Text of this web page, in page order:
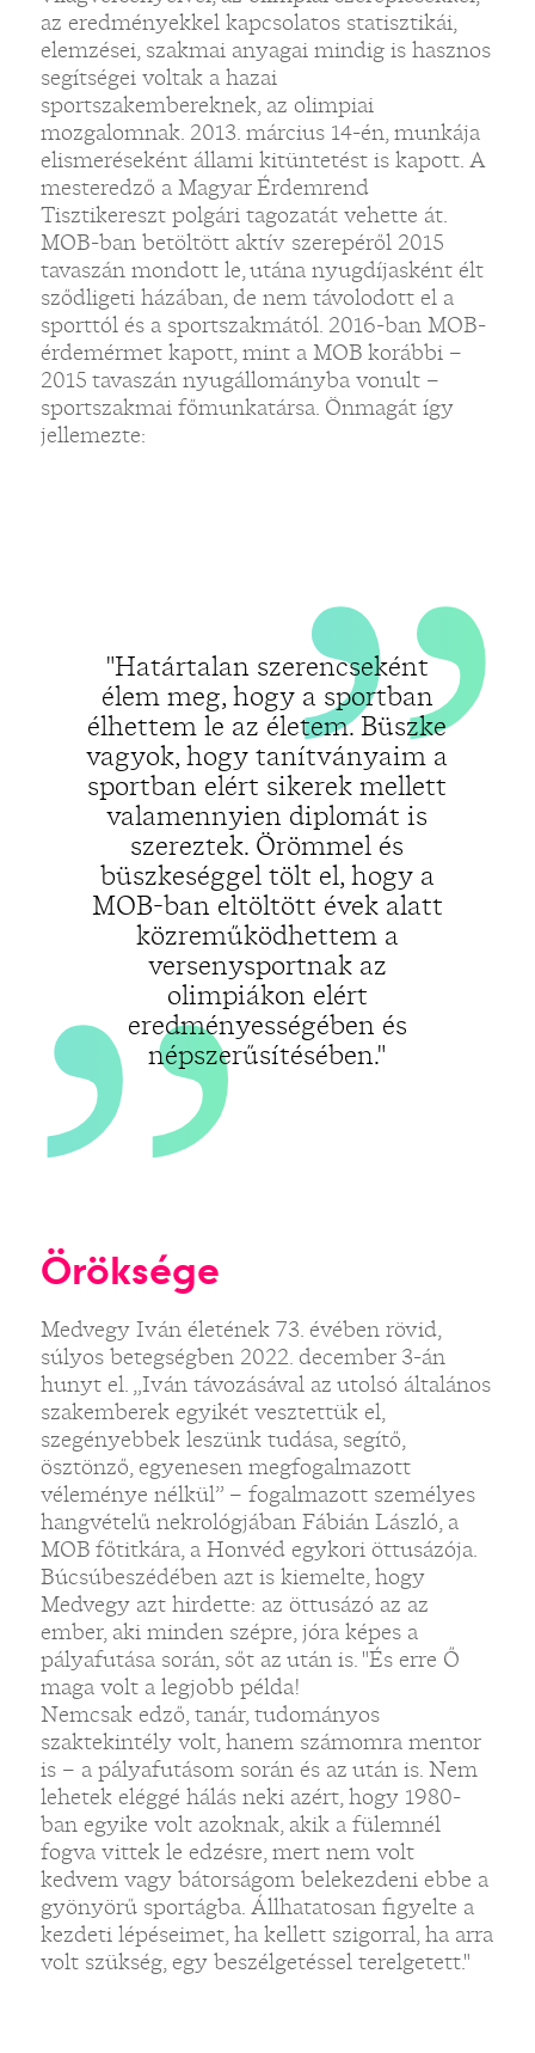
az eredményekkel kapcsolatos statisztikái,
elemzései, szakmai anyagai mindig is hasznos
segítségei voltak a hazai
sportszakembereknek, az olimpiai
mozgalomnak. 2013. március 14-én, munkája
elismeréseként állami kitüntetést is kapott. A
mesteredző a Magyar Érdemrend
Tisztikereszt polgári tagozatát vehette át.
MOB-ban betöltött aktív szerepéről 2015
tavaszán mondott le, utána nyugdíjasként élt
sződligeti házában, de nem távolodott el a
sporttól és a sportszakmától. 2016-ban MOB-
érdemérmet kapott, mint a MOB korábbi –
2015 tavaszán nyugállományba vonult –
sportszakmai főmunkatársa. Önmagát így
jellemezte:
"Határtalan szerencseként
élem meg, hogy a sportban
élhettem le az életem. Büszke
vagyok, hogy tanítványaim a
sportban elért sikerek mellett
valamennyien diplomát is
szereztek. Örömmel és
büszkeséggel tölt el, hogy a
MOB-ban eltöltött évek alatt
közreműködhettem a
versenysportnak az
olimpiákon elért
eredményességében és
népszerűsítésében."
„
„
Öröksége
Medvegy Iván életének 73. évében rövid,
súlyos betegségben 2022. december 3-án
hunyt el. „Iván távozásával az utolsó általános
szakemberek egyikét vesztettük el,
szegényebbek leszünk tudása, segítő,
ösztönző, egyenesen megfogalmazott
véleménye nélkül” – fogalmazott személyes
hangvételű nekrológjában Fábián László, a
MOB főtitkára, a Honvéd egykori öttusázója.
Búcsúbeszédében azt is kiemelte, hogy
Medvegy azt hirdette: az öttusázó az az
ember, aki minden szépre, jóra képes a
pályafutása során, sőt az után is. "És erre Ő
maga volt a legjobb példa!
Nemcsak edző, tanár, tudományos
szaktekintély volt, hanem számomra mentor
is – a pályafutásom során és az után is. Nem
lehetek eléggé hálás neki azért, hogy 1980-
ban egyike volt azoknak, akik a fülemnél
fogva vittek le edzésre, mert nem volt
kedvem vagy bátorságom belekezdeni ebbe a
gyönyörű sportágba. Állhatatosan figyelte a
kezdeti lépéseimet, ha kellett szigorral, ha arra
volt szükség, egy beszélgetéssel terelgetett."